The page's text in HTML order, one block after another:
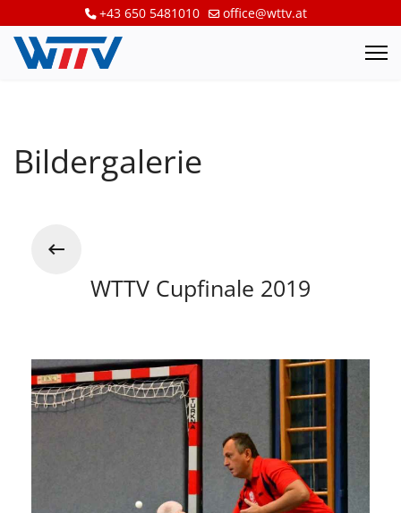
+43 650 5481010 office@wttv.at
Bildergalerie
WTTV Cupfinale 2019